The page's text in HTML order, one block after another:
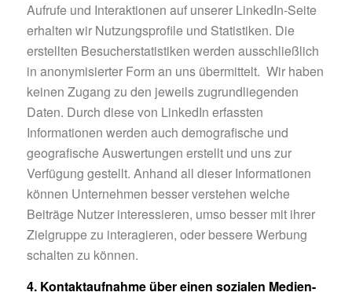
Aufrufe und Interaktionen auf unserer LinkedIn-Seite
erhalten wir Nutzungsprofile und Statistiken. Die
erstellten Besucherstatistiken werden ausschließlich
in anonymisierter Form an uns übermittelt. Wir haben
keinen Zugang zu den jeweils zugrundliegenden
Daten. Durch diese von LinkedIn erfassten
Informationen werden auch demografische und
geografische Auswertungen erstellt und uns zur
Verfügung gestellt. Anhand all dieser Informationen
können Unternehmen besser verstehen welche
Beiträge Nutzer interessieren, umso besser mit ihrer
Zielgruppe zu interagieren, oder bessere Werbung
schalten zu können.
4. Kontaktaufnahme über einen sozialen Medien-